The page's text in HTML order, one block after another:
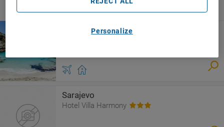
April
Mallorca
Sarajevo
Hotel Villa Harmony
Personalize